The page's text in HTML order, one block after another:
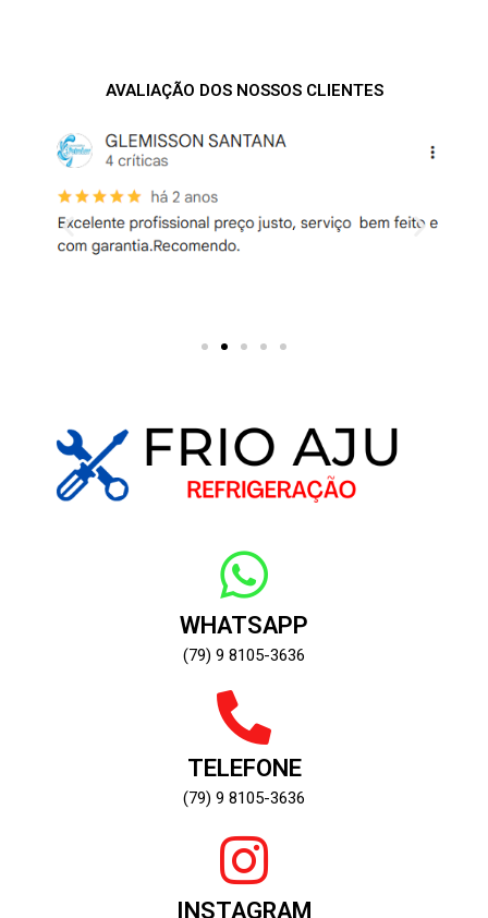
AVALIAÇÃO DOS NOSSOS CLIENTES
WHATSAPP
(79) 9 8105-3636
TELEFONE
(79) 9 8105-3636
INSTAGRAM